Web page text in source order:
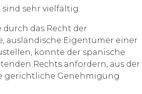
sehr vielfältig.
das Recht der
ausländische Eigentümer einer
könnte der spanische
Rechts anfordern, aus der
gerichtliche Genehmigung